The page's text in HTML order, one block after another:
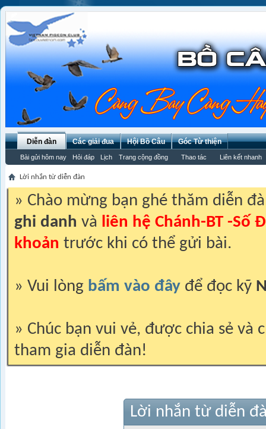
Diễn đàn
Bài gửi hôm nay Hỏi đáp Lịch Trang cộng đồng Thao tác Liên kết nhanh
Các giải đua Hội Bồ Câu Góc Từ thiện
Lời nhắn từ diễn đàn
» Chào mừng bạn ghé thăm diễn
ghi danh và liên hệ Chánh-BT -Số
khoản trước khi có thể gửi bài.
» Vui lòng bấm vào đây để đọc kỹ
» Chúc bạn vui vẻ, được chia sẻ và
tham gia diễn đàn!
Lời nhắn từ diễn